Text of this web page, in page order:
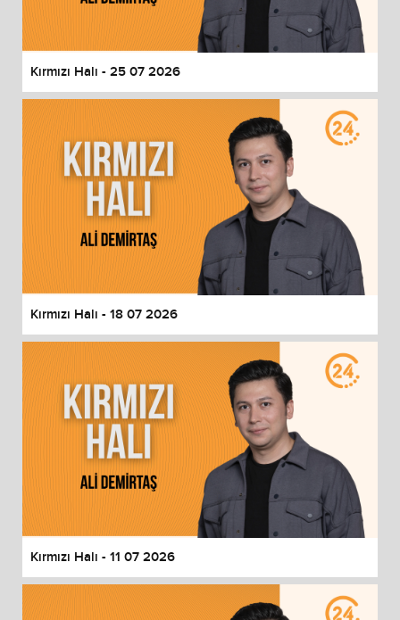
Kırmızı Halı - 25 07 2026
Kırmızı Halı - 18 07 2026
Kırmızı Halı - 11 07 2026